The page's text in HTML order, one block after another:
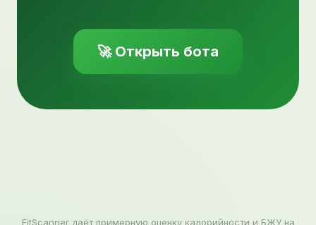
🚀 Открыть бота
FitScanner даёт примерную оценку калорийности и БЖУ на